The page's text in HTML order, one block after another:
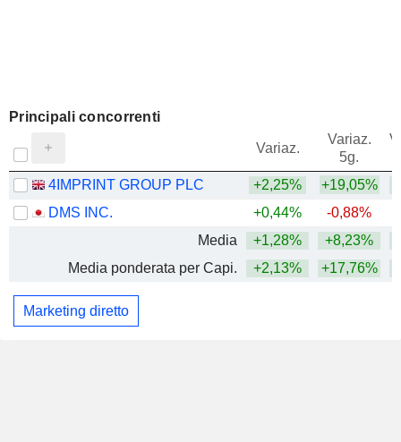
Principali concorrenti
Variaz.
Variaz.
5g.
4IMPRINT GROUP PLC
+2,25% +19,05%
DMS INC.
+0,44% -0,88%
Media
+1,28% +8,23%
Media ponderata per Capi.
+2,13% +17,76%
Marketing diretto